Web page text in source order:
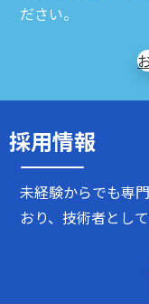
ださい。
採用情報
未経験からでも専
おり、 技術者とし